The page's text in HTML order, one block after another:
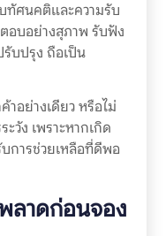
ทัศนคติและความรับ
อบอย่างสุภาพ รับฟัง
บปรุง ถือเป็น
าอย่างเดียว หรือไม่
วัง เพราะหากเกิด
การช่วยเหลือที่ดีพอ
ลาดก่อนจอง